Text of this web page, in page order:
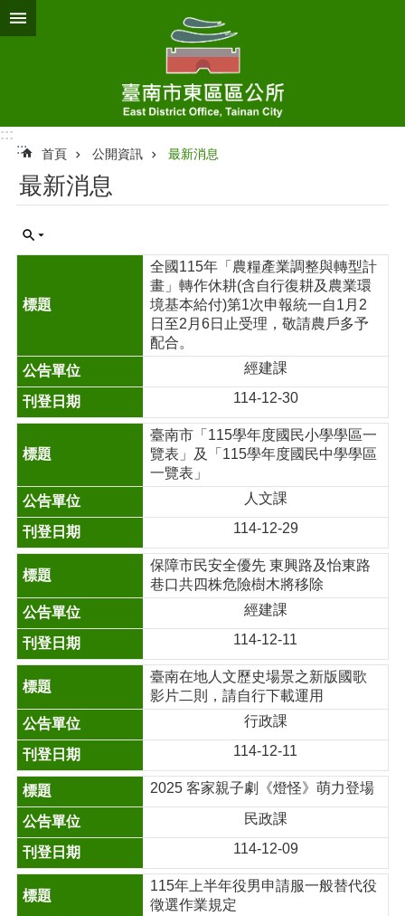
跳到主要內容區塊
:::
:::
首頁 公開資訊 最新消息
最新消息
全國115年「農糧產業調整與轉型計
畫」轉作休耕(含自行復耕及農業環
境基本給付)第1次申報統一自1月2
日至2月6日止受理，敬請農戶多予
配合。
經建課
114-12-30
臺南市「115學年度國民小學學區一
覽表」及「115學年度國民中學學區
一覽表」
人文課
114-12-29
保障市民安全優先 東興路及怡東路
巷口共四株危險樹木將移除
經建課
114-12-11
臺南在地人文歷史場景之新版國歌
影片二則，請自行下載運用
行政課
114-12-11
2025 客家親子劇《燈怪》萌力登場
民政課
114-12-09
115年上半年役男申請服一般替代役
徵選作業規定